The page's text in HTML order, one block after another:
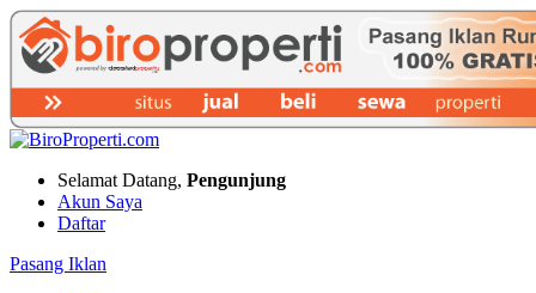
Selamat Datang, Pengunjung
Akun Saya
Daftar
Pasang Iklan